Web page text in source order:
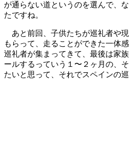
が通らない道というのを選んで、
たですね。
あと前回、子供たちが巡礼者や
もらって、走ることができた一体
巡礼者が集まってきて、最後は家
ールするっていう１〜２ヶ月の、
たいと思って、それでスペインの